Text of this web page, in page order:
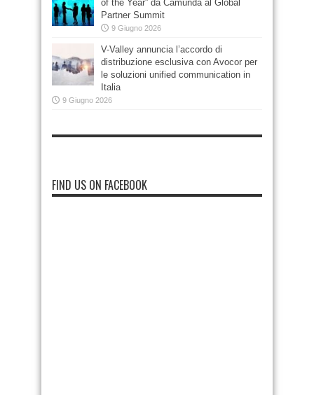
of the Year” da Camunda al Global
Partner Summit
9 Giugno 2026
V-Valley annuncia l’accordo di
distribuzione esclusiva con Avocor per
le soluzioni unified communication in
Italia
9 Giugno 2026
FIND US ON FACEBOOK